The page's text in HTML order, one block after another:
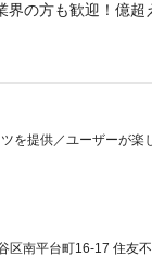
界の方も歓迎！億
を提供／ユーザーが
区南平台町16-17 住友